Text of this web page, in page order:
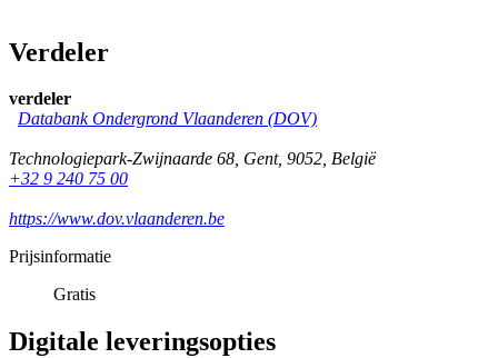
Verdeler
verdeler
Databank Ondergrond Vlaanderen (DOV)
Technologiepark-Zwijnaarde 68, Gent, 9052, België
+32 9 240 75 00
https://www.dov.vlaanderen.be
Prijsinformatie
Gratis
Digitale leveringsopties